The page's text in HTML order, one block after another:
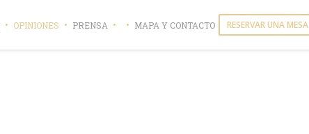
OPINIONES PRENSA
((ABRE EN UNA NUEVA VENTANA))
MAPA Y CONTACTO RESERVAR UNA MESA